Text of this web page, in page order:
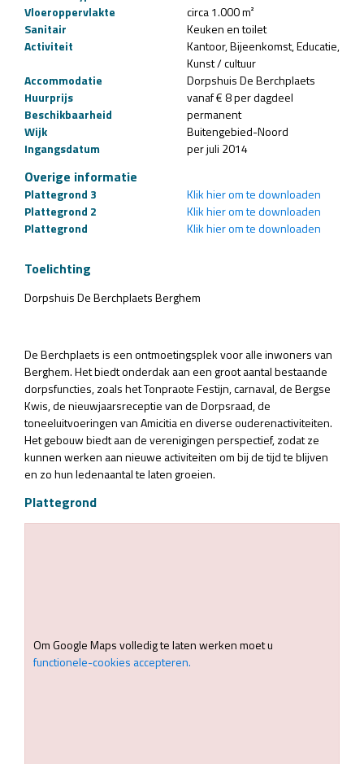
Vloeroppervlakte
circa 1.000 m²
Sanitair
Keuken en toilet
Activiteit
Kantoor Bijeenkomst Educatie
Kunst / cultuur
Accommodatie
Dorpshuis De Berchplaets
Huurprijs
vanaf € 8 per dagdeel
Beschikbaarheid
permanent
Wijk
Buitengebied-Noord
Ingangsdatum
per juli 2014
Overige informatie
Plattegrond 3
Klik hier om te downloaden
Plattegrond 2
Klik hier om te downloaden
Plattegrond
Klik hier om te downloaden
Toelichting
Dorpshuis De Berchplaets Berghem
De Berchplaets is een ontmoetingsplek voor alle inwoners van
Berghem. Het biedt onderdak aan een groot aantal bestaande
dorpsfuncties, zoals het Tonpraote Festijn, carnaval, de Bergse
Kwis, de nieuwjaarsreceptie van de Dorpsraad, de
toneeluitvoeringen van Amicitia en diverse ouderenactiviteiten.
Het gebouw biedt aan de verenigingen perspectief, zodat ze
kunnen werken aan nieuwe activiteiten om bij de tijd te blijven
en zo hun ledenaantal te laten groeien.
Plattegrond
Om Google Maps volledig te laten werken moet u
functionele-cookies accepteren.